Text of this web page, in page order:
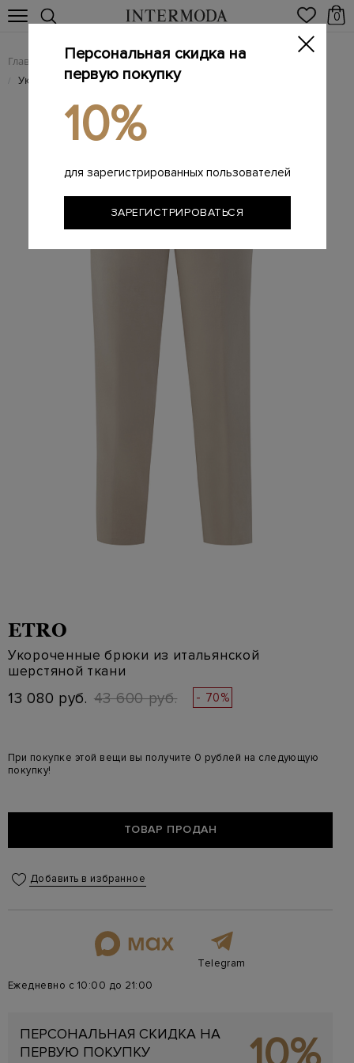
0
Главная Женщинам / Женская одежда / Женские брюки
/ Укороченные брюки из итальянской шерстяной ткани
ETRO
Укороченные брюки из итальянской
шерстяной ткани
13 080 руб. 43 600 руб. - 70%
При покупке этой вещи вы получите 0 рублей на следующую
покупку!
ТОВАР ПРОДАН
Добавить в избранное
Telegram
Ежедневно с 10:00 до 21:00
ПЕРСОНАЛЬНАЯ СКИДКА НА
ПЕРВУЮ ПОКУПКУ
Персональная скидка на
первую покупку
10%
для зарегистрированных пользователей
ЗАРЕГИСТРИРОВАТЬСЯ